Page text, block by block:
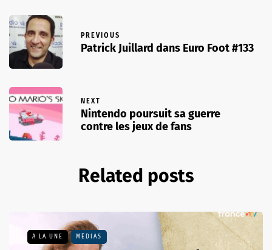
PREVIOUS
Patrick Juillard dans Euro Foot #133
NEXT
Nintendo poursuit sa guerre
contre les jeux de fans
Related posts
A LA UNE MÉDIAS